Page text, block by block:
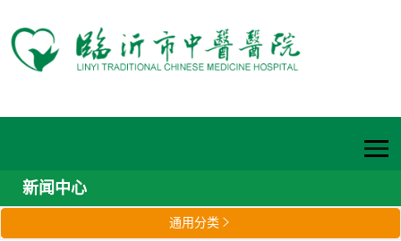
新闻中心
通用分类 